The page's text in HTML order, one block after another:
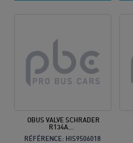
OBUS VALVE SCHRADER
R134A...
RÉFÉRENCE: HIS9506018